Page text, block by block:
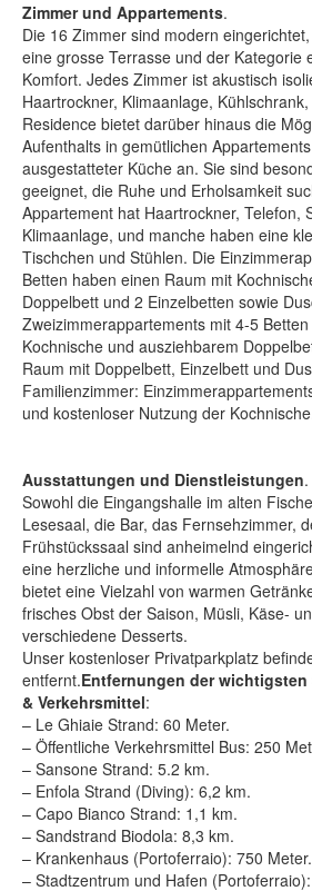
Zimmer und Appartements.
Die 16 Zimmer sind modern
eine grosse Terrasse und der Kategorie
Komfort. Jedes Zimmer ist akustisch
Haartrockner, Klimaanlage,
Residence bietet darüber hinaus die
Aufenthalts in gemütlichen
ausgestatteter Küche an. Sie sind
geeignet, die Ruhe und Erholsamkeit
Appartement hat Haartrockner, Telefon,
Klimaanlage, und manche haben eine
Tischchen und Stühlen. Die
Betten haben einen Raum mit
Doppelbett und 2 Einzelbetten sowie
Zweizimmerappartements mit 4-5
Kochnische und ausziehbarem
Raum mit Doppelbett, Einzelbett und
Familienzimmer:
und kostenloser Nutzung der
Ausstattungen und Dienstleistungen.
Sowohl die Eingangshalle im alten
Lesesaal, die Bar, das Fernsehzimmer,
Frühstückssaal sind anheimelnd
eine herzliche und informelle
bietet eine Vielzahl von warmen
frisches Obst der Saison, Müsli, Käse-
verschiedene Desserts.
Unser kostenloser Privatparkplatz
entfernt.Entfernungen der
& Verkehrsmittel:
– Le Ghiaie Strand: 60 Meter.
– Öffentliche Verkehrsmittel Bus: 250
– Sansone Strand: 5.2 km.
– Enfola Strand (Diving): 6,2 km.
– Capo Bianco Strand: 1,1 km.
– Sandstrand Biodola: 8,3 km.
– Krankenhaus (Portoferraio): 750 Meter.
– Stadtzentrum und Hafen